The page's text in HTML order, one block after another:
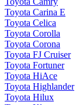
Toyota Carina E
Toyota Celica
Toyota Corolla
Toyota Corona
Toyota FJ Cruiser
Toyota Fortuner
Toyota HiAce
Toyota Highlander
Toyota Hilux